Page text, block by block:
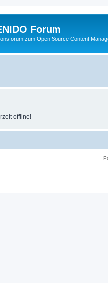
Forum
zum Open Source Content
offline!